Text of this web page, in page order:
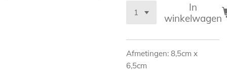
In
winkelwagen
Afmetingen: 8,5cm x
6,5cm